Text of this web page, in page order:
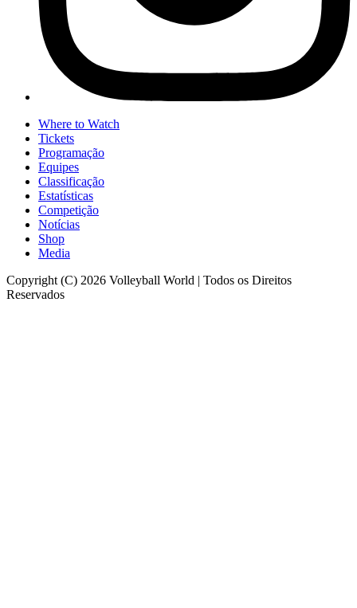
Where to Watch
Tickets
Programação
Equipes
Classificação
Estatísticas
Competição
Notícias
Shop
Media
Copyright (C) 2026 Volleyball World | Todos os Direitos
Reservados